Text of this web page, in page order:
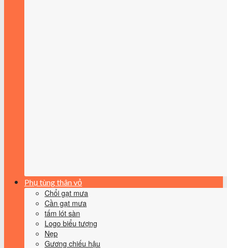
Phụ tùng thân vỏ
Chổi gạt mưa
Cần gạt mưa
tấm lót sàn
Logo biểu tượng
Nẹp
Gương chiếu hậu